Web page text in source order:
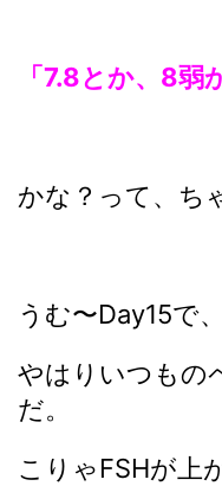
「7.8とか、8弱
かな？って、ち
うむ〜Day15で
やはりいつもの
だ。
こりゃFSHが上